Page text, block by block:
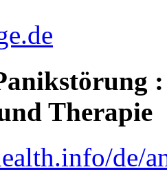
Therapie
de/